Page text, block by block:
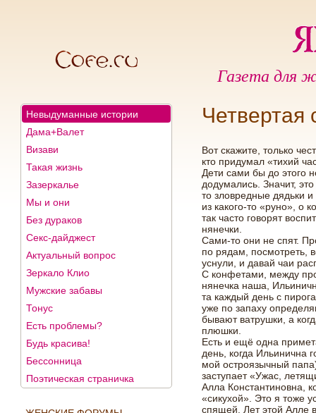
Газета для
Невыдуманные истории
Дама+Валет
Визави
Такая жизнь
Зазеркалье
Мы и они
Без дураков
Секс-дайджест
Актуальный вопрос
Зеркало Клио
Мужские забавы
Тонус
Есть проблемы?
Будь красива!
Бессонница
Поэтическая страничка
Вот скажите, только
кто придумал «тихий
Дети сами бы до этого
додумались. Значит, это
то зловредные дядьки и
из какого-то «руно», о
так часто говорят
нянечки.
Сами-то они не спят.
по рядам, посмотреть,
уснули, и давай чаи
С конфетами, между
нянечка наша,
та каждый день с
уже по запаху
бывают ватрушки, а
плюшки.
Есть и ещё одна
день, когда Ильинична
мой остроязычный
заступает «Ужас,
Алла Константиновна,
«сикухой». Это я тоже
спящей. Лет этой Алле